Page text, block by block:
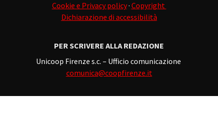
Cookie e Privacy policy· Copyright
Dichiarazione di accessibilità
PER SCRIVERE ALLA REDAZIONE
Unicoop Firenze s.c. – Ufficio comunicazione
comunica@coopfirenze.it